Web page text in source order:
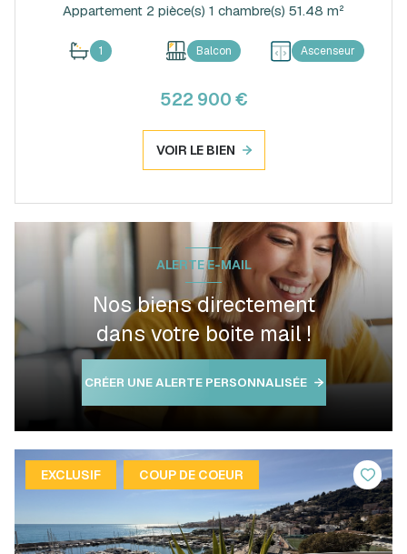
Appartement 2 pièce(s) 1 chambre(s) 51.48 m²
1 Balcon Ascenseur
522 900 €
VOIR LE BIEN
ALERTE E-MAIL
Nos biens directement
dans votre boite mail !
CRÉER UNE ALERTE PERSONNALISÉE
EXCLUSIF COUP DE COEUR